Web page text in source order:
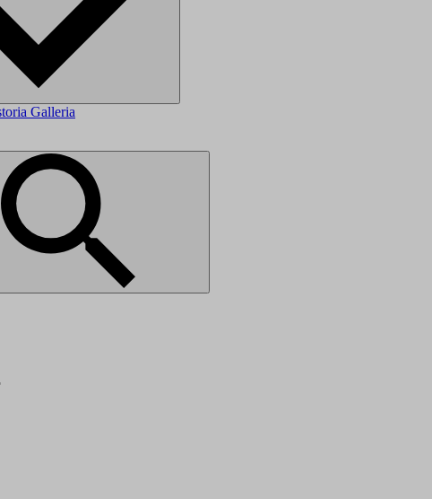
Galleria